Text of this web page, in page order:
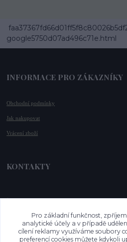
google5750d07ad496c71e.html
INFORMACE PRO ZÁKAZNÍKY
Obchodní podmínky
Jak nakupovat
Vrácení zboží
KONTAKTY
📞 +420 732 779 508
www.vysnenekabelky.cz
Pro základní funkčnost,
analytické účely a v případě
cílení reklamy využíváme soubory
preferencí cookies můžete kdykoli